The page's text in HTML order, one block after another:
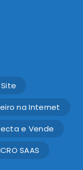
na Internet
e Vende
SAAS